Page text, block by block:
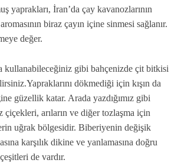
yaprakları, İran’da çay kavanozlarının
biraz çayın içine sinmesi sağlanır.
değer.
kullanabileceğiniz gibi bahçenizde çit bitkisi
dökmediği için kışın da
güzellik katar. Arada yazdığımız gibi
çiçekleri, arıların ve diğer tozlaşma için
uğrak bölgesidir. Biberiyenin değişik
karşılık dikine ve yanlamasına doğru
de vardır.